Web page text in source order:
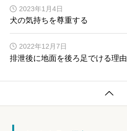
犬の気持ちを尊重する
2023年1月4日
排泄後に地面を後ろ足でける理由
2022年12月7日
